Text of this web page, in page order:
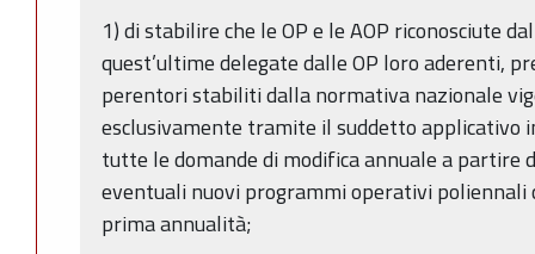
1) di stabilire che le OP e le AOP riconosciute
quest’ultime delegate dalle OP loro aderenti,
perentori stabiliti dalla normativa nazionale
esclusivamente tramite il suddetto applicativo
tutte le domande di modifica annuale a partire
eventuali nuovi programmi operativi poliennali
prima annualità;